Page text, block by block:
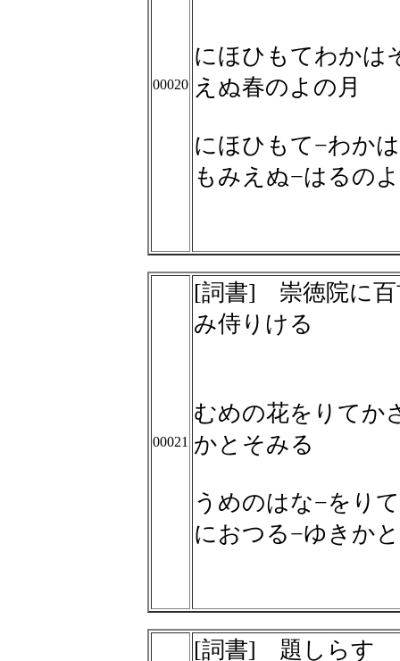
00020
にほひもてわかは
えぬ春のよの月
にほひもて−わか
もみえぬ−はるの
00021
[詞書] 崇徳院に百
み侍りける
むめの花をりてか
かとそみる
うめのはな−をり
におつる−ゆきか
[詞書] 題しらす